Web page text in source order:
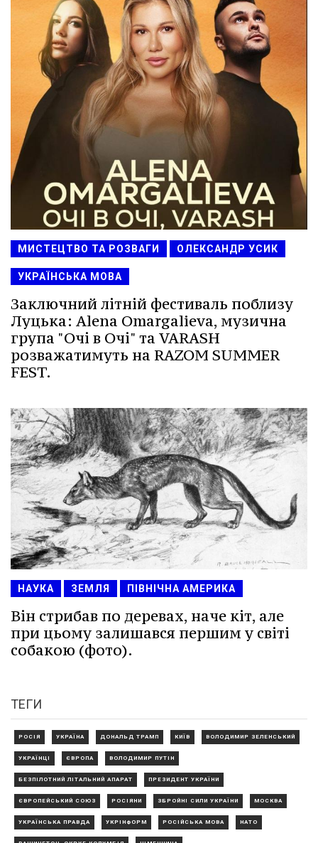
МИСТЕЦТВО ТА РОЗВАГИ ОЛЕКСАНДР УСИК
УКРАЇНСЬКА МОВА
Заключний літній фестиваль поблизу
Луцька: Alena Omargalieva, музична
група "Очі в Очі" та VARASH
розважатимуть на RAZOM SUMMER
FEST.
НАУКА ЗЕМЛЯ ПІВНІЧНА АМЕРИКА
Він стрибав по деревах, наче кіт, але
при цьому залишався першим у світі
собакою (фото).
ТЕГИ
РОСІЯ УКРАЇНА ДОНАЛЬД ТРАМП КИЇВ ВОЛОДИМИР ЗЕЛЕНСЬКИЙ
УКРАЇНЦІ ЄВРОПА ВОЛОДИМИР ПУТІН
БЕЗПІЛОТНИЙ ЛІТАЛЬНИЙ АПАРАТ ПРЕЗИДЕНТ УКРАЇНИ
ЄВРОПЕЙСЬКИЙ СОЮЗ РОСІЯНИ ЗБРОЙНІ СИЛИ УКРАЇНИ МОСКВА
УКРАЇНСЬКА ПРАВДА УКРІНФОРМ РОСІЙСЬКА МОВА НАТО